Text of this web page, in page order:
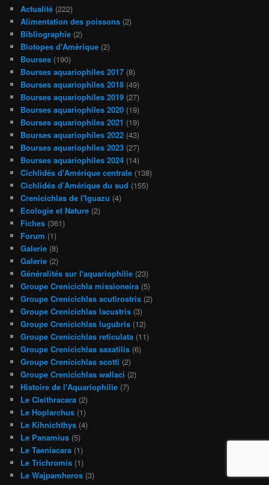
Actualité (222)
Alimentation des poissons (2)
Bibliographie (2)
Biotopes d'Amèrique (2)
Bourses (190)
Bourses aquariophiles 2017 (8)
Bourses aquariophiles 2018 (49)
Bourses aquariophiles 2019 (27)
Bourses aquariophiles 2020 (19)
Bourses aquariophiles 2021 (19)
Bourses aquariophiles 2022 (43)
Bourses aquariophiles 2023 (27)
Bourses aquariophiles 2024 (14)
Cichlidés d'Amérique centrale (138)
Cichlidés d’Amérique du sud (155)
Crenicichlas de l'Iguazu (4)
Ecologie et Nature (2)
Fiches (361)
Forum (1)
Galerie (8)
Galerie (2)
Généralités sur l'aquariophilie (23)
Groupe Crenicichla missioneira (5)
Groupe Crenicichlas acutirostris (2)
Groupe Crenicichlas lacustris (3)
Groupe Crenicichlas lugubris (12)
Groupe Crenicichlas reticulata (11)
Groupe Crenicichlas saxatilis (6)
Groupe Crenicichlas scotti (2)
Groupe Crenicichlas wallaci (2)
Histoire de l'Aquariophilie (7)
Le Cleithracara (2)
Le Hoplarchus (1)
Le Kihnichthys (4)
Le Panamius (5)
Le Taeniacara (1)
Le Trichromis (1)
Le Wajpamheros (3)